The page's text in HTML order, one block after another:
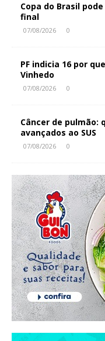
Copa do Brasil
final
07/08/2026 0
PF indicia 16 por
Vinhedo
07/08/2026 0
Câncer de pulmão:
avançados ao SUS
07/08/2026 0